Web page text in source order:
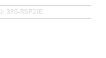
390-RSP21E